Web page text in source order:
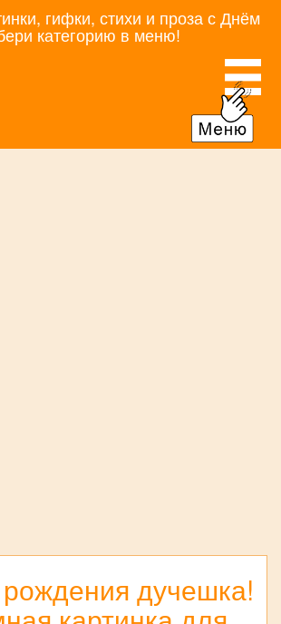
гифки, стихи и проза с Днём
категорию в меню!
дучешка!